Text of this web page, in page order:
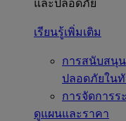
และปลอดภัย
เรียนรู้เพิ่มเติม
การสนับสนุ
ปลอดภัยใน
การจัดการร
ดูแผนและราคา